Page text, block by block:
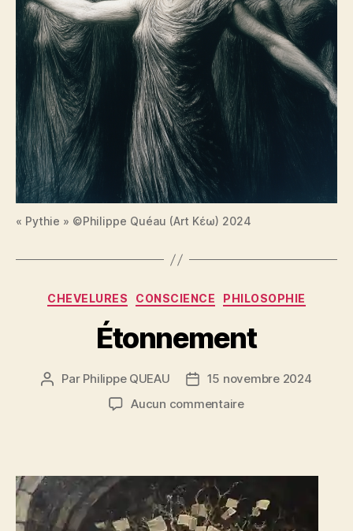
« Pythie » ©Philippe Quéau (Art Κέω) 2024
Catégories
CHEVELURES CONSCIENCE PHILOSOPHIE
Étonnement
Auteur
Par Philippe QUEAU
Date15 novembre 2024
Aucun commentairesur